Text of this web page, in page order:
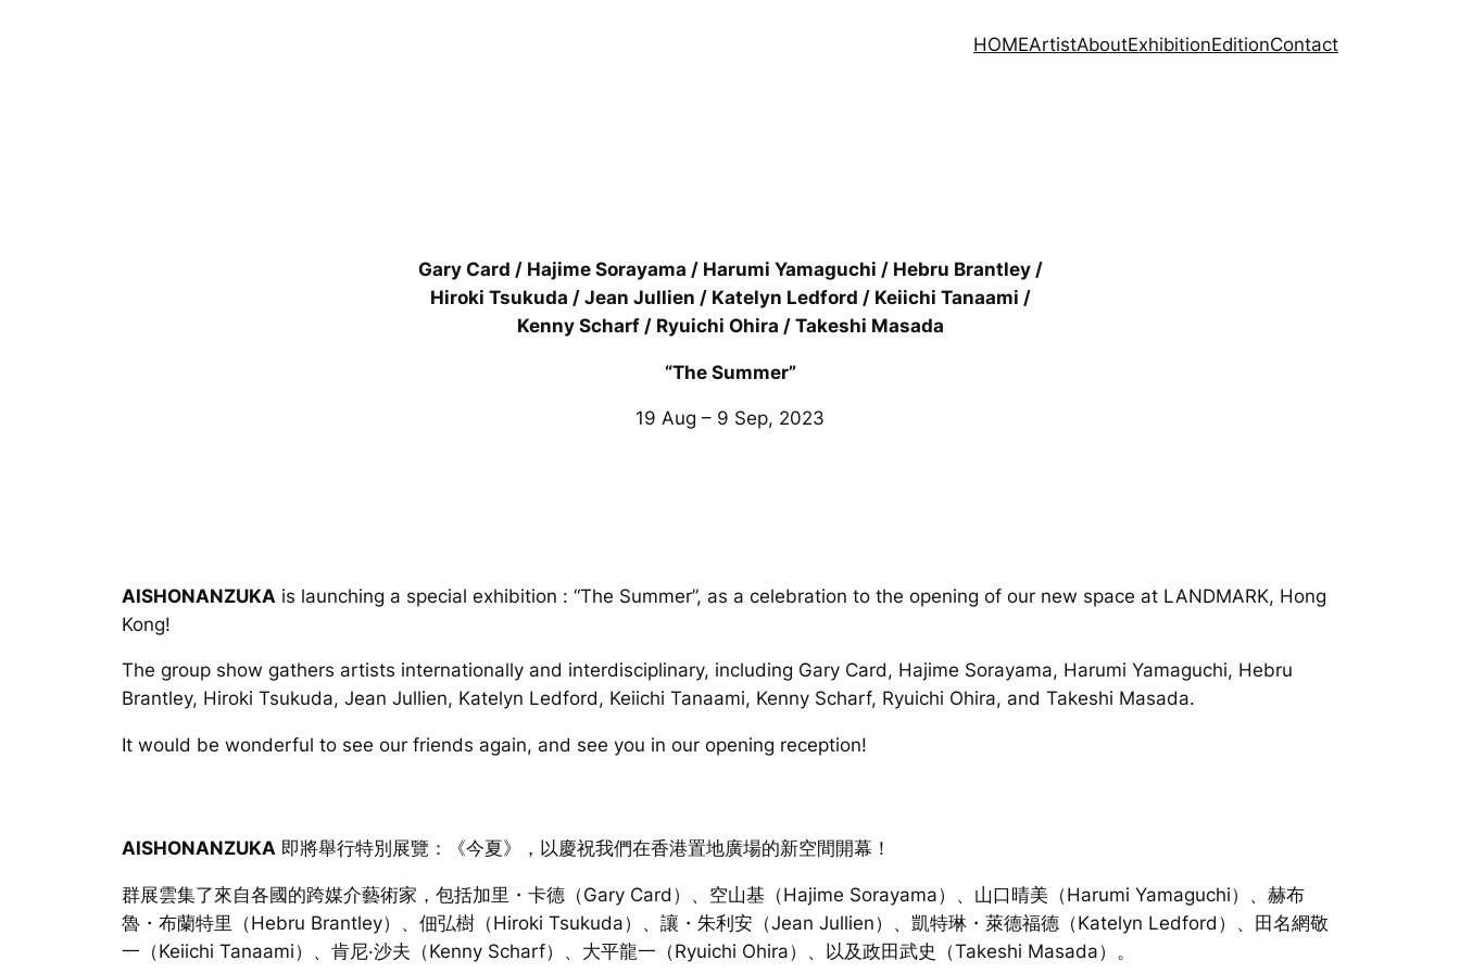
HOMEArtistAboutExhibitionEditionContact
Gary Card / Hajime Sorayama / Harumi Yamaguchi / Hebru Brantley /
Hiroki Tsukuda / Jean Jullien / Katelyn Ledford / Keiichi Tanaami /
Kenny Scharf / Ryuichi Ohira / Takeshi Masada
“The Summer”
19 Aug – 9 Sep, 2023
AISHONANZUKA is launching a special exhibition : “The Summer”, as a celebration to the opening of our new space at LANDMARK, Hong
Kong!
The group show gathers artists internationally and interdisciplinary, including Gary Card, Hajime Sorayama, Harumi Yamaguchi, Hebru
Brantley, Hiroki Tsukuda, Jean Jullien, Katelyn Ledford, Keiichi Tanaami, Kenny Scharf, Ryuichi Ohira, and Takeshi Masada.
It would be wonderful to see our friends again, and see you in our opening reception!
AISHONANZUKA 即將舉行特別展覽：《今夏》，以慶祝我們在香港置地廣場的新空間開幕！
群展雲集了來自各國的跨媒介藝術家，包括加里・卡德（Gary Card）、空山基（Hajime Sorayama）、山口晴美（Harumi Yamaguchi）、赫布
魯・布蘭特里（Hebru Brantley）、佃弘樹（Hiroki Tsukuda）、讓・朱利安（Jean Jullien）、凱特琳・萊德福德（Katelyn Ledford）、田名網敬
一（Keiichi Tanaami）、肯尼·沙夫（Kenny Scharf）、大平龍一（Ryuichi Ohira）、以及政田武史（Takeshi Masada）。